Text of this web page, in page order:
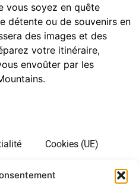
vous soyez en quête
détente ou de souvenirs en
des images et des
votre itinéraire,
envoûter par les
Cookies (UE)
séjours touristiques aux